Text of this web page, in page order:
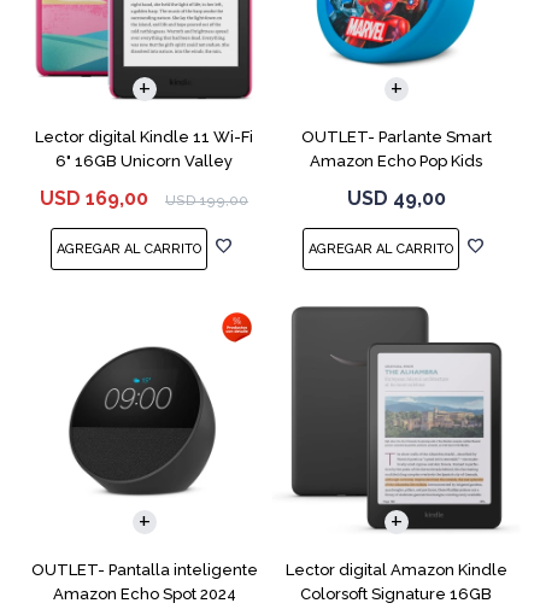
Lector digital Kindle 11 Wi-Fi
6" 16GB Unicorn Valley
USD 169,00 USD 199,00
OUTLET- Parlante Smart
Amazon Echo Pop Kids
USD 49,00
OUTLET- Pantalla inteligente
Amazon Echo Spot 2024
Lector digital Amazon Kindle
Colorsoft Signature 16GB